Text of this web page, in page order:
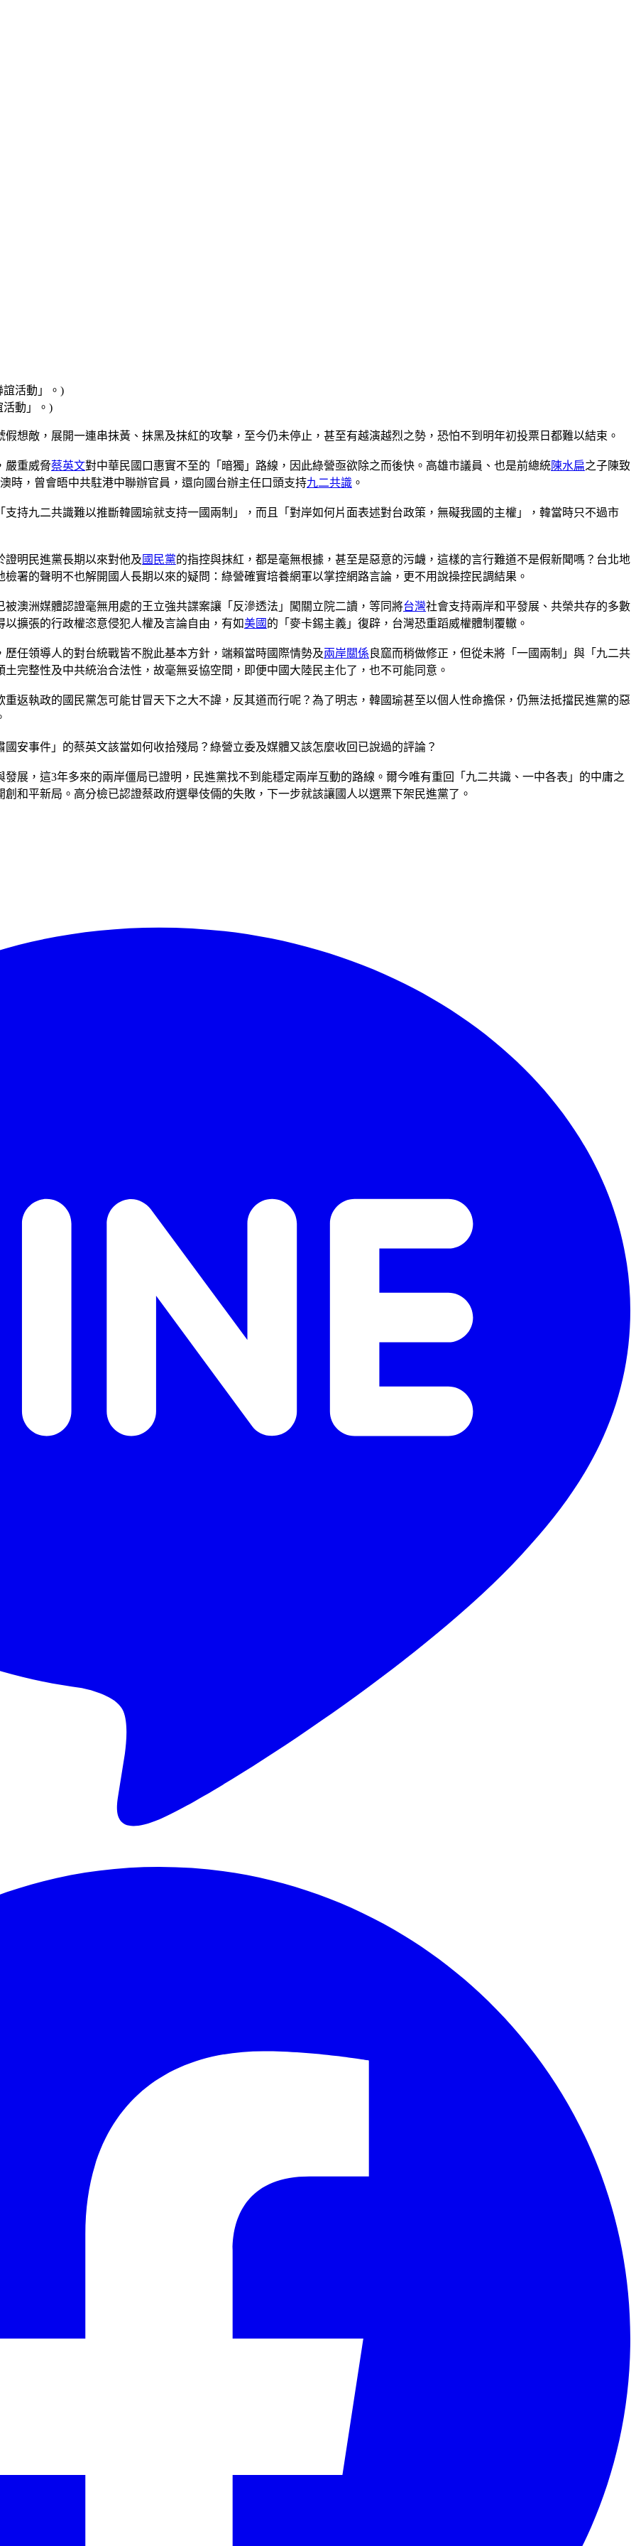
活動」。)
假想敵，展開一連串抹黃、抹黑及抹紅的攻擊，至今仍未停止，甚至有越演越烈之勢，恐怕不到明年初投票日都難以結束。
嚴重威脅蔡英文對中華民國口惠實不至的「暗獨」路線，因此綠營亟欲除之而後快。高雄市議員、也是前總統陳水扁之子陳致
時，曾會晤中共駐港中聯辦官員，還向國台辦主任口頭支持九二共識 。
持九二共識難以推斷韓國瑜就支持一國兩制」，而且「對岸如何片面表述對台政策，無礙我國的主權」，韓當時只不過市
證明民進黨長期以來對他及 國民黨的指控與抹紅，都是毫無根據，甚至是惡意的污衊，這樣的言行難道不是假新聞嗎？台北地
署的聲明不也解開國人長期以來的疑問：綠營確實培養網軍以掌控網路言論，更不用說操控民調結果。
澳洲媒體認證毫無用處的王立強共諜案讓「反滲透法」闖關立院二讀，等同將台灣社會支持兩岸和平發展、共榮共存的多數
擴張的行政權恣意侵犯人權及言論自由，有如美國 的「麥卡錫主義」復辟，台灣恐重蹈威權體制覆轍。
任領導人的對台統戰皆不脫此基本方針，端賴當時國際情勢及兩岸關係 良窳而稍做修正，但從未將「一國兩制」與「九二共
完整性及中共統治合法性，故毫無妥協空間，即便中國大陸民主化了，也不可能同意。
返執政的國民黨怎可能甘冒天下之大不諱，反其道而行呢？為了明志，韓國瑜甚至以個人性命擔保，仍無法抵擋民進黨的惡
安事件」的蔡英文該當如何收拾殘局？綠營立委及媒體又該怎麼收回已說過的評論？
展，這3年多來的兩岸僵局已證明，民進黨找不到能穩定兩岸互動的路線。爾今唯有重回「九二共識、一中各表」的中庸之
和平新局。高分檢已認證蔡政府選舉伎倆的失敗，下一步就該讓國人以選票下架民進黨了。